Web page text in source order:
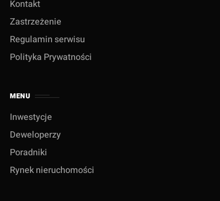
Kontakt
Zastrzeżenie
Regulamin serwisu
Polityka Prywatności
MENU
Inwestycje
Deweloperzy
Poradniki
Rynek nieruchomości